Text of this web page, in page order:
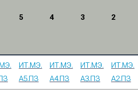
5 4 3 2
ИТ.МЭ.
А5.ПЗ
ИТ.МЭ.
А4.ПЗ
ИТ.МЭ.
А3.ПЗ
ИТ.МЭ.
А2.ПЗ